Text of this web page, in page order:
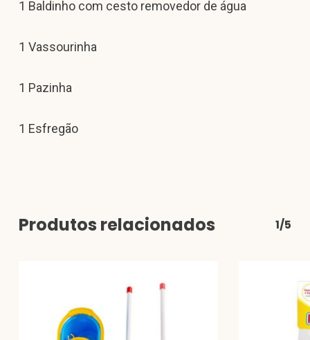
1 Baldinho com cesto removedor de água
1 Vassourinha
1 Pazinha
1 Esfregão
Produtos relacionados 1/5